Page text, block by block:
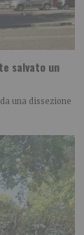
salvato un
una dissezione